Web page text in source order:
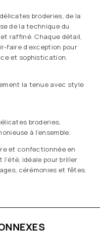
broderies, de la
de la technique du
raffiné. Chaque détail,
faire d’exception pour
et sophistication.
la tenue avec style
broderies,
à l’ensemble.
et confectionnée en
idéale pour briller
cérémonies et fêtes.